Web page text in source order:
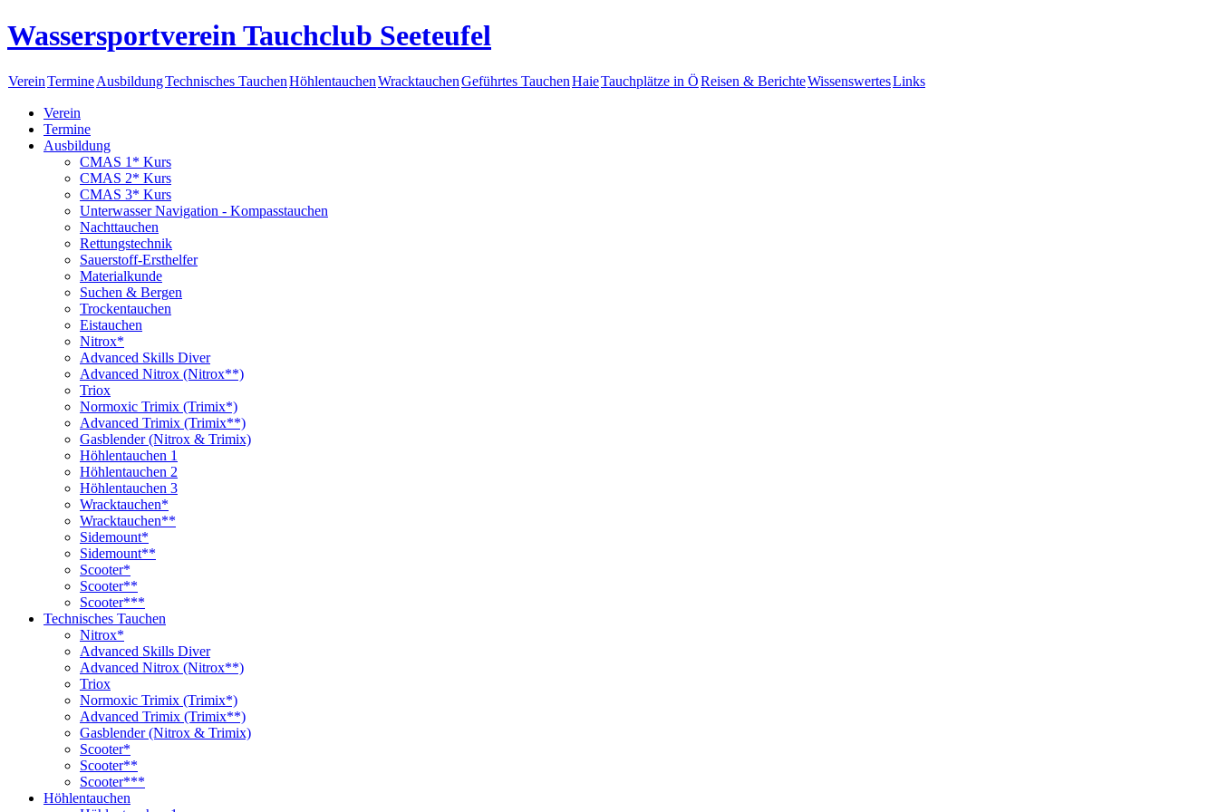
Wassersportverein Tauchclub Seeteufel
VereinTermineAusbildungTechnisches TauchenHöhlentauchenWracktauchenGeführtes TauchenHaieTauchplätze in ÖReisen & BerichteWissenswertesLinks
Verein
Termine
Ausbildung
CMAS 1* Kurs
CMAS 2* Kurs
CMAS 3* Kurs
Unterwasser Navigation - Kompasstauchen
Nachttauchen
Rettungstechnik
Sauerstoff-Ersthelfer
Materialkunde
Suchen & Bergen
Trockentauchen
Eistauchen
Nitrox*
Advanced Skills Diver
Advanced Nitrox (Nitrox**)
Triox
Normoxic Trimix (Trimix*)
Advanced Trimix (Trimix**)
Gasblender (Nitrox & Trimix)
Höhlentauchen 1
Höhlentauchen 2
Höhlentauchen 3
Wracktauchen*
Wracktauchen**
Sidemount*
Sidemount**
Scooter*
Scooter**
Scooter***
Technisches Tauchen
Nitrox*
Advanced Skills Diver
Advanced Nitrox (Nitrox**)
Triox
Normoxic Trimix (Trimix*)
Advanced Trimix (Trimix**)
Gasblender (Nitrox & Trimix)
Scooter*
Scooter**
Scooter***
Höhlentauchen